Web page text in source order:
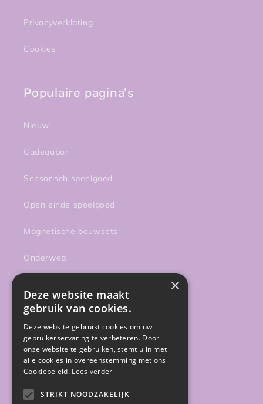
Privacyverklaring
Cookies
Populaire pagina's
Nieuw
Cadeaubon
Sensorisch speelgoed
Open einde speelgoed
Magnetische bouwsets
Onderweg
Sale
Gratis gidsen
Facebook
×
Deze website maakt
gebruik van cookies.
Deze website gebruikt cookies om uw
gebruikerservaring te verbeteren. Door
onze website te gebruiken, stemt u in met
alle cookies in overeenstemming met ons
Cookiebeleid. Lees verder
STRIKT NOODZAKELIJK